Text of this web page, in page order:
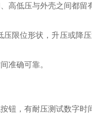
高低压与外壳之间都留
限位形状，升压或降
准确可靠。
钮，有耐压测试数字时